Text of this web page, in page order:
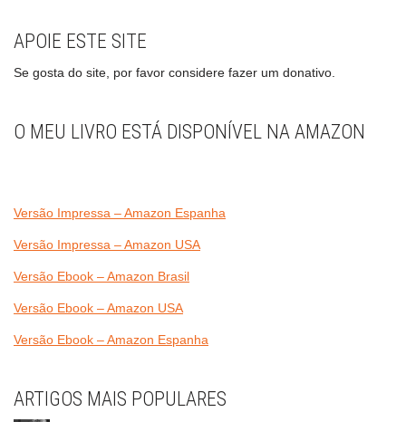
APOIE ESTE SITE
Se gosta do site, por favor considere fazer um donativo.
O MEU LIVRO ESTÁ DISPONÍVEL NA AMAZON
Versão Impressa – Amazon Espanha
Versão Impressa – Amazon USA
Versão Ebook – Amazon Brasil
Versão Ebook – Amazon USA
Versão Ebook – Amazon Espanha
ARTIGOS MAIS POPULARES